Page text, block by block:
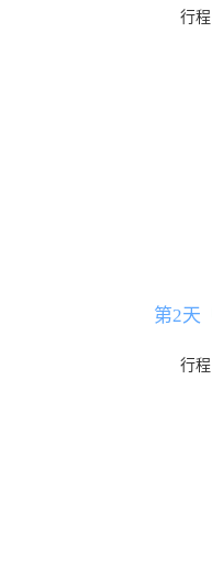
行程
第2天
行程